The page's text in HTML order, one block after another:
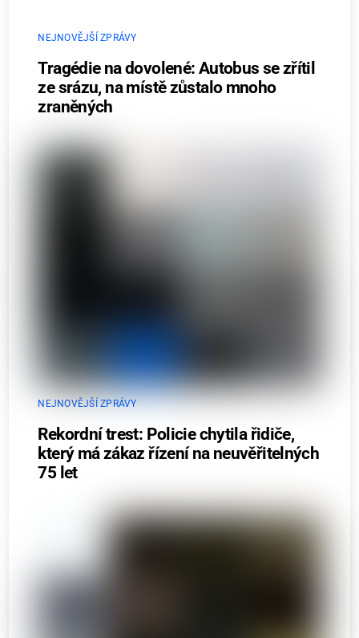
NEJNOVĚJŠÍ ZPRÁVY
Tragédie na dovolené: Autobus se zřítil
ze srázu, na místě zůstalo mnoho
zraněných
NEJNOVĚJŠÍ ZPRÁVY
Rekordní trest: Policie chytila řidiče,
který má zákaz řízení na neuvěřitelných
75 let